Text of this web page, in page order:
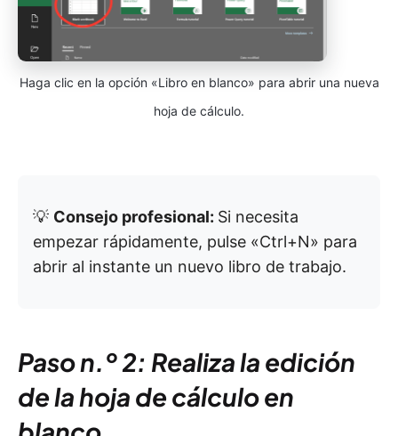
Haga clic en la opción «Libro en blanco» para abrir una nueva
hoja de cálculo.
💡 Consejo profesional: Si necesita
empezar rápidamente, pulse «Ctrl+N» para
abrir al instante un nuevo libro de trabajo.
Paso n.º 2: Realiza la edición
de la hoja de cálculo en